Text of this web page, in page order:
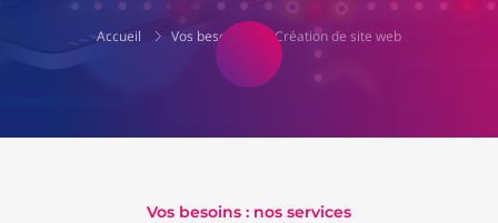
Accueil Vos besoins Création de site web
Vos besoins : nos services